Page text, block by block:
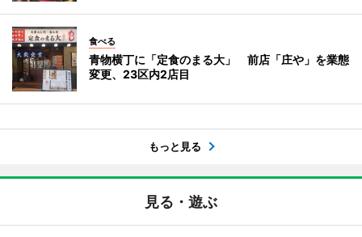
食べる
青物横丁に「定食のまる大」 前店「庄や」を業態
変更、23区内2店目
もっと見る
見る・遊ぶ